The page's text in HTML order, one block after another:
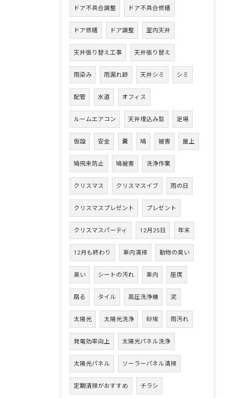
ドア不具合調整 ドア不具合修繕
ドア修繕 ドア調整 室内天井
天井張り替え工事 天井張り替え
雨染み 雨漏れ跡 天井シミ シミ
配管 水道 オフィス
ルームエアコン 天井埋込み型 足場
仮設 安全 糞 鳩 被害 屋上
鳩飛来防止 鳩被害 洗浄作業
クリスマス クリスマスイブ 雨の日
クリスマスプレゼント プレゼント
クリスマスパーティ 12月25日 年末
12月も終わり 車内清掃 動物の臭い
臭い シートの汚れ 車内 座席
腐る タイル 高圧洗浄機 泥
太陽光 太陽光洗浄 砂埃 雨汚れ
発電効率向上 太陽光パネル洗浄
太陽光パネル ソーラーパネル清掃
定期清掃がおすすめ チラシ